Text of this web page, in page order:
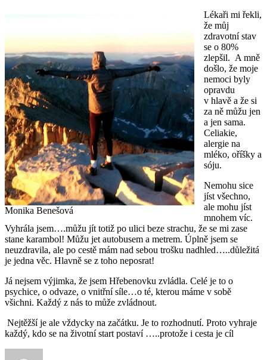
Monika Benešová
Lékaři mi řekli,
že můj
zdravotní stav
se o 80%
zlepšil. A mně
došlo, že moje
nemoci byly
opravdu
v hlavě a že si
za ně můžu jen
a jen sama.
Celiakie,
alergie na
mléko, oříšky a
sóju.
Nemohu sice
jíst všechno,
ale mohu jíst
mnohem víc.
Vyhrála jsem….můžu jít totiž po ulici beze strachu, že se mi zase
stane karambol! Můžu jet autobusem a metrem. Úplně jsem se
neuzdravila, ale po cestě mám nad sebou trošku nadhled…..důležitá
je jedna věc. Hlavně se z toho neposrat!
Já nejsem výjimka, že jsem Hřebenovku zvládla. Celé je to o
psychice, o odvaze, o vnitřní síle…o té, kterou máme v sobě
všichni. Každý z nás to může zvládnout.
Nejtěžší je ale vždycky na začátku. Je to rozhodnutí. Proto vyhraje
každý, kdo se na životní start postaví …..protože i cesta je cíl